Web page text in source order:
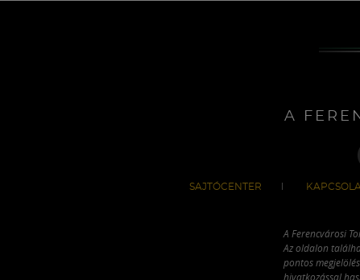
A
SAJTÓCENTER
A Ferencvárosi
Az oldalon
pontos
hivatkozással